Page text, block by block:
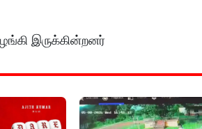
இருக்கின்றனர்